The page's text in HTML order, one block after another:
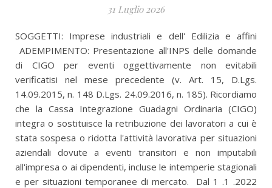
31 Luglio 2026
SOGGETTI: Imprese industriali e dell' Edilizia e affini
ADEMPIMENTO: Presentazione all'INPS delle domande
di CIGO per eventi oggettivamente non evitabili
verificatisi nel mese precedente (v. Art. 15, D.Lgs.
14.09.2015, n. 148 D.Lgs. 24.09.2016, n. 185). Ricordiamo
che la Cassa Integrazione Guadagni Ordinaria (CIGO)
integra o sostituisce la retribuzione dei lavoratori a cui è
stata sospesa o ridotta l'attività lavorativa per situazioni
aziendali dovute a eventi transitori e non imputabili
all'impresa o ai dipendenti, incluse le intemperie stagionali
e per situazioni temporanee di mercato. Dal 1 .1 .2022